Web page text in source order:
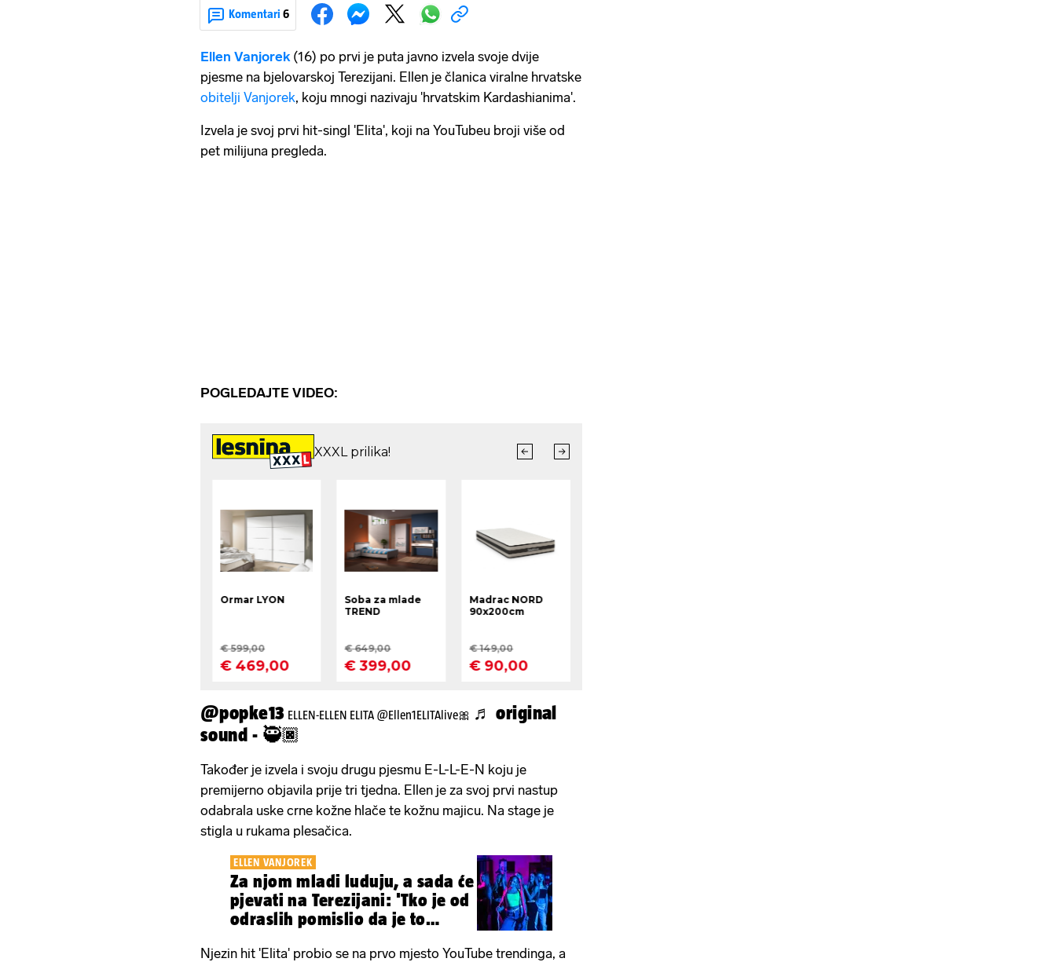
Komentari 6
Ellen Vanjorek (16) po prvi je puta javno izvela svoje dvije
pjesme na bjelovarskoj Terezijani. Ellen je članica viralne hrvatske
obitelji Vanjorek, koju mnogi nazivaju 'hrvatskim Kardashianima'.
Izvela je svoj prvi hit-singl 'Elita', koji na YouTubeu broji više od
pet milijuna pregleda.
POGLEDAJTE VIDEO:
@popke13 ELLEN-ELLEN ELITA @Ellen1ELITAlive🎀 ♬ original
sound - 🥷🏿
Također je izvela i svoju drugu pjesmu E-L-L-E-N koju je
premijerno objavila prije tri tjedna. Ellen je za svoj prvi nastup
odabrala uske crne kožne hlače te kožnu majicu. Na stage je
stigla u rukama plesačica.
ELLEN VANJOREK
Za njom mladi luduju, a sada će
pjevati na Terezijani: 'Tko je od
odraslih pomislio da je to
Njezin hit 'Elita' probio se na prvo mjesto YouTube trendinga, a